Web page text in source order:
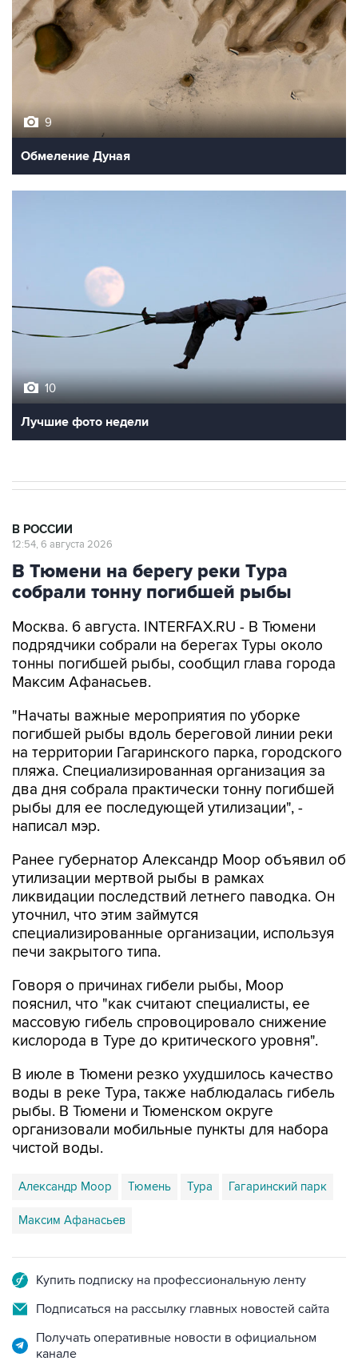
9
Обмеление Дуная
10
Лучшие фото недели
В РОССИИ
12:54, 6 августа 2026
В Тюмени на берегу реки Тура
собрали тонну погибшей рыбы
Москва. 6 августа. INTERFAX.RU - В Тюмени
подрядчики собрали на берегах Туры около
тонны погибшей рыбы, сообщил глава города
Максим Афанасьев.
"Начаты важные мероприятия по уборке
погибшей рыбы вдоль береговой линии реки
на территории Гагаринского парка, городского
пляжа. Специализированная организация за
два дня собрала практически тонну погибшей
рыбы для ее последующей утилизации", -
написал мэр.
Ранее губернатор Александр Моор объявил об
утилизации мертвой рыбы в рамках
ликвидации последствий летнего паводка. Он
уточнил, что этим займутся
специализированные организации, используя
печи закрытого типа.
Говоря о причинах гибели рыбы, Моор
пояснил, что "как считают специалисты, ее
массовую гибель спровоцировало снижение
кислорода в Туре до критического уровня".
В июле в Тюмени резко ухудшилось качество
воды в реке Тура, также наблюдалась гибель
рыбы. В Тюмени и Тюменском округе
организовали мобильные пункты для набора
чистой воды.
Александр Моор Тюмень Тура Гагаринский парк
Максим Афанасьев
Купить подписку на профессиональную ленту
Подписаться на рассылку главных новостей сайта
Получать оперативные новости в официальном
канале